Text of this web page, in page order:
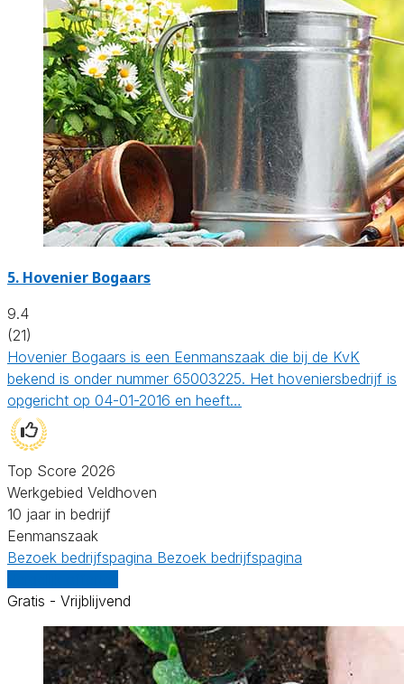
5. Hovenier Bogaars
9.4
(21)
Hovenier Bogaars is een Eenmanszaak die bij de KvK
bekend is onder nummer 65003225. Het hoveniersbedrijf is
opgericht op 04-01-2016 en heeft…
Top Score 2026
Werkgebied Veldhoven
10 jaar in bedrijf
Eenmanszaak
Bezoek bedrijfspagina Bezoek bedrijfspagina
Gratis - Vrijblijvend